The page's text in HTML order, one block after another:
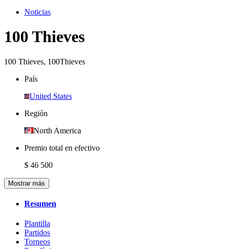
Noticias
100 Thieves
100 Thieves, 100Thieves
País
United States
Región
North America
Premio total en efectivo
$ 46 500
Mostrar más
Resumen
Plantilla
Partidos
Torneos